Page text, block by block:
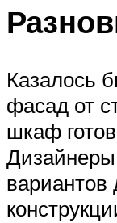
Казалось
фасад от
шкаф
вариантов